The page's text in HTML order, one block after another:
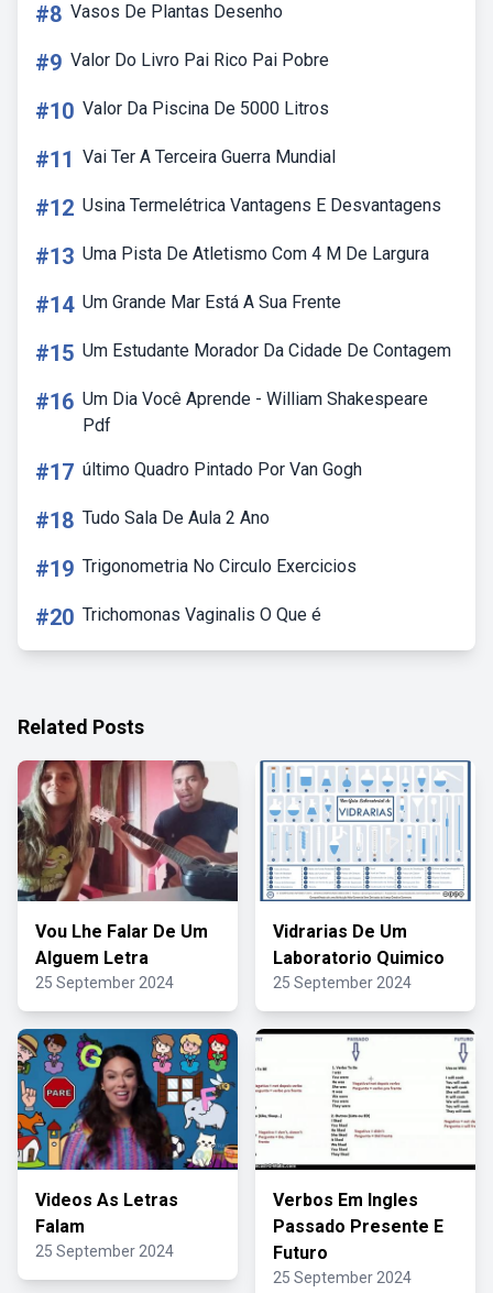
#8 Vasos De Plantas Desenho
#9 Valor Do Livro Pai Rico Pai Pobre
#10 Valor Da Piscina De 5000 Litros
#11 Vai Ter A Terceira Guerra Mundial
#12 Usina Termelétrica Vantagens E Desvantagens
#13 Uma Pista De Atletismo Com 4 M De Largura
#14 Um Grande Mar Está A Sua Frente
#15 Um Estudante Morador Da Cidade De Contagem
#16 Um Dia Você Aprende - William Shakespeare
Pdf
#17 último Quadro Pintado Por Van Gogh
#18 Tudo Sala De Aula 2 Ano
#19 Trigonometria No Circulo Exercicios
#20 Trichomonas Vaginalis O Que é
Related Posts
Vou Lhe Falar De Um
Alguem Letra
25 September 2024
Vidrarias De Um
Laboratorio Quimico
25 September 2024
Videos As Letras
Falam
25 September 2024
Verbos Em Ingles
Passado Presente E
Futuro
25 September 2024